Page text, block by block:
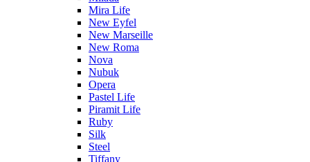
Mira Life
New Eyfel
New Marseille
New Roma
Nova
Nubuk
Opera
Pastel Life
Piramit Life
Ruby
Silk
Steel
Tiffany